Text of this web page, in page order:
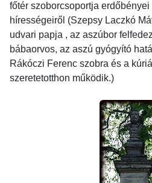
főtér szoborcsoportja
hírességeiről (Szepsy Laczkó
udvari papja , az aszúbor
bábaorvos, az aszú gyógyító
Rákóczi Ferenc szobra és a
szeretetotthon működik.)